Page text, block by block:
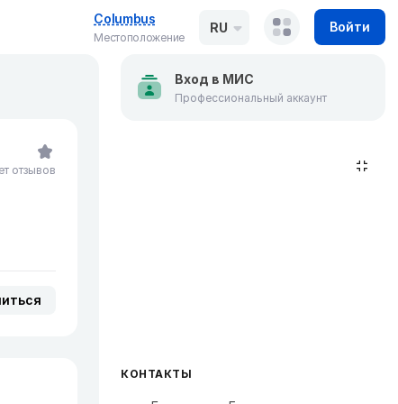
Columbus
Местоположение
RU Войти
отзывов
Вход в МИС
Профессиональный аккаунт
КОНТАКТЫ